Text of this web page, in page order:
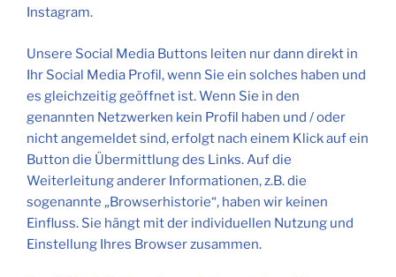
Instagram.
Unsere Social Media Buttons leiten nur dann direkt in
Ihr Social Media Profil, wenn Sie ein solches haben und
es gleichzeitig geöffnet ist. Wenn Sie in den
genannten Netzwerken kein Profil haben und / oder
nicht angemeldet sind, erfolgt nach einem Klick auf ein
Button die Übermittlung des Links. Auf die
Weiterleitung anderer Informationen, z.B. die
sogenannte „Browserhistorie“, haben wir keinen
Einfluss. Sie hängt mit der individuellen Nutzung und
Einstellung Ihres Browser zusammen.